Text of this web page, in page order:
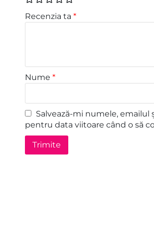
Recenzia ta *
Nume *
Salvează-mi numele,
pentru data viitoare când o să